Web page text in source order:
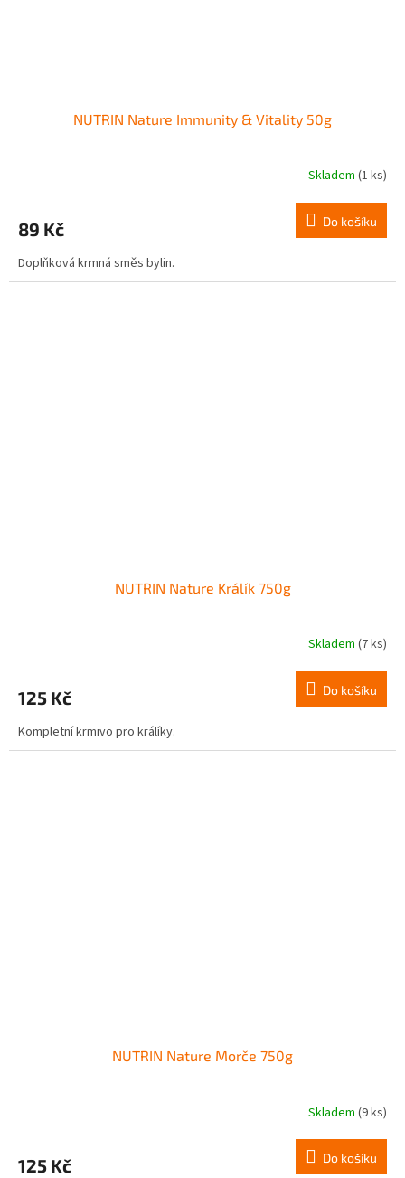
NUTRIN Nature Immunity & Vitality 50g
Skladem (1 ks)
89 Kč Do košíku
Doplňková krmná směs bylin.
NUTRIN Nature Králík 750g
Skladem (7 ks)
125 Kč Do košíku
Kompletní krmivo pro králíky.
NUTRIN Nature Morče 750g
Skladem (9 ks)
125 Kč Do košíku